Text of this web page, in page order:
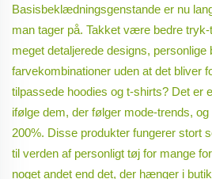
Basisbeklædningsgenstande er nu
man tager på. Takket være bedre
meget detaljerede designs, personlige
farvekombinationer uden at det bliver
tilpassede hoodies og t-shirts? Det er
ifølge dem, der følger mode-trends,
200%. Disse produkter fungerer stort
til verden af personligt tøj for mange
noget andet end det, der hænger i